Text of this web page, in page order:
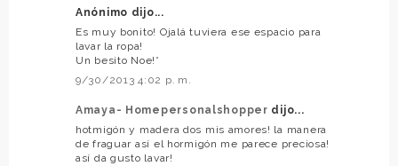
Anónimo dijo...
Es muy bonito! Ojalá tuviera ese espacio para
lavar la ropa!
Un besito Noe!*
9/30/2013 4:02 p. m.
Amaya- Homepersonalshopper dijo...
hotmigón y madera dos mis amores! la manera
de fraguar así el hormigón me parece preciosa!
así da gusto lavar!